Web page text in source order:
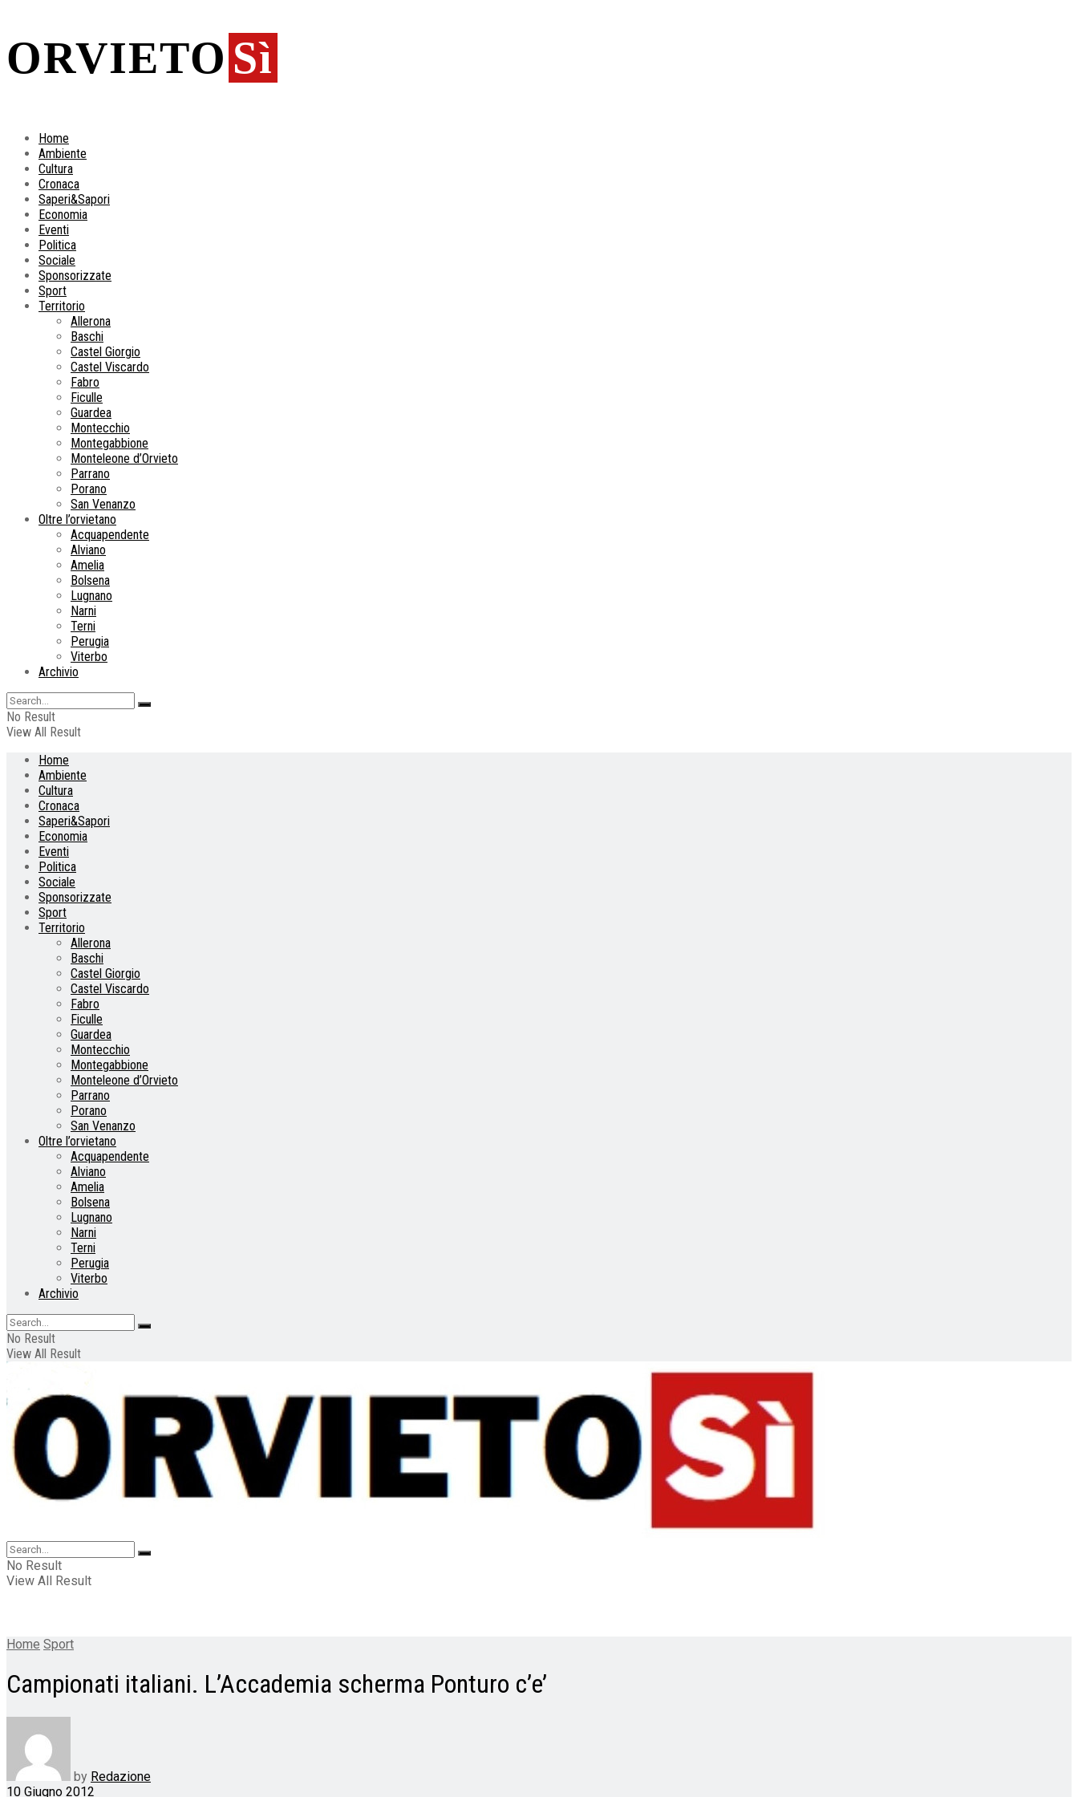
ORVIETO Sì
Home
Ambiente
Cultura
Cronaca
Saperi&Sapori
Economia
Eventi
Politica
Sociale
Sponsorizzate
Sport
Territorio
Allerona
Baschi
Castel Giorgio
Castel Viscardo
Fabro
Ficulle
Guardea
Montecchio
Montegabbione
Monteleone d’Orvieto
Parrano
Porano
San Venanzo
Oltre l’orvietano
Acquapendente
Alviano
Amelia
Bolsena
Lugnano
Narni
Terni
Perugia
Viterbo
Archivio
No Result
View All Result
Home
Ambiente
Cultura
Cronaca
Saperi&Sapori
Economia
Eventi
Politica
Sociale
Sponsorizzate
Sport
Territorio
Allerona
Baschi
Castel Giorgio
Castel Viscardo
Fabro
Ficulle
Guardea
Montecchio
Montegabbione
Monteleone d’Orvieto
Parrano
Porano
San Venanzo
Oltre l’orvietano
Acquapendente
Alviano
Amelia
Bolsena
Lugnano
Narni
Terni
Perugia
Viterbo
Archivio
No Result
View All Result
No Result
View All Result
Home Sport
Campionati italiani. L’Accademia scherma Ponturo c’e’
by Redazione
10 Giugno 2012